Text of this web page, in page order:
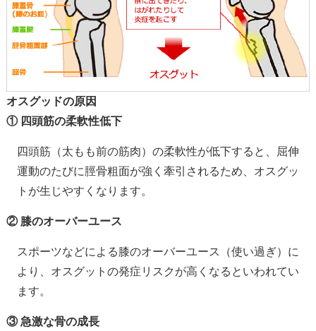
オスグッドの原因
① 四頭筋の柔軟性低下
四頭筋（太もも前の筋肉）の柔軟性が低下すると、屈伸
運動のたびに脛骨粗面が強く牽引されるため、オスグッ
トが生じやすくなります。
② 膝のオーバーユース
スポーツなどによる膝のオーバーユース（使い過ぎ）に
より、オスグットの発症リスクが高くなるといわれてい
ます。
③ 急激な骨の成長